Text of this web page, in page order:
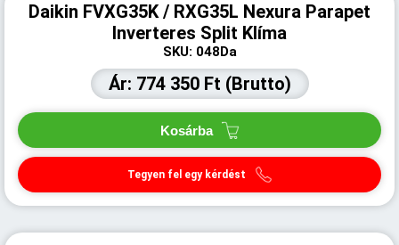
Daikin FVXG35K / RXG35L Nexura Parapet
Inverteres Split Klíma
SKU: 048Da
Ár: 774 350 Ft (Brutto)
Kosárba
Tegyen fel egy kérdést